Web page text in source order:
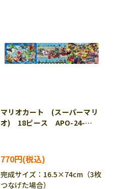
マリオカート (スーパーマリ
オ) 18ピース APO-24-
770円
完成サイズ：16.5×74cm（3枚
つなげた場合）